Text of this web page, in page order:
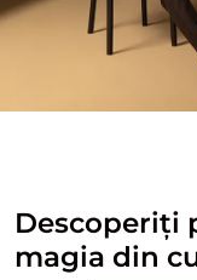
Descoperiți
magia din